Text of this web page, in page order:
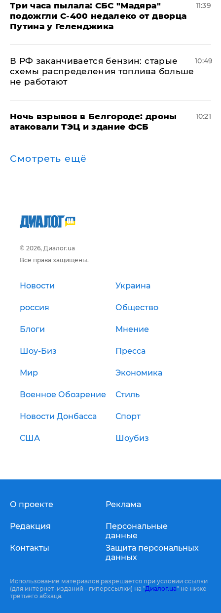
Три часа пылала: СБС "Мадяра"
подожгли С-400 недалеко от дворца
Путина у Геленджика
11:39
​В РФ заканчивается бензин: старые
схемы распределения топлива больше
не работают
10:49
​Ночь взрывов в Белгороде: дроны
атаковали ТЭЦ и здание ФСБ
10:21
Смотреть ещё
© 2026, Диалог.ua
Все права защищены.
Новости Украина
россия Общество
Блоги Мнение
Шоу-Биз Пресса
Мир Экономика
Военное Обозрение Стиль
Новости Донбасса Спорт
США Шоубиз
О проекте
Редакция
Контакты
Реклама
Персональные
данные
Защита персональных
данных
Использование материалов разрешается при условии ссылки
(для интернет-изданий - гиперссылки) на "Диалог.ua" не ниже
третьего абзаца.